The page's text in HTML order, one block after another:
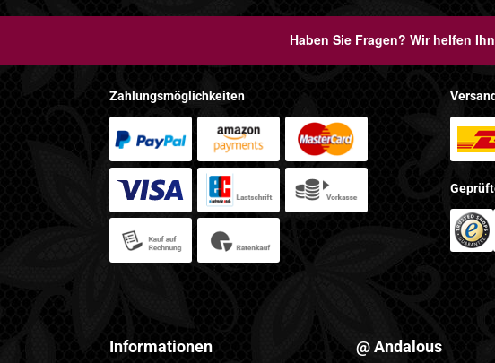
Haben Sie Fragen? Wir helfen
Zahlungsmöglichkeiten
Informationen @ Andalous